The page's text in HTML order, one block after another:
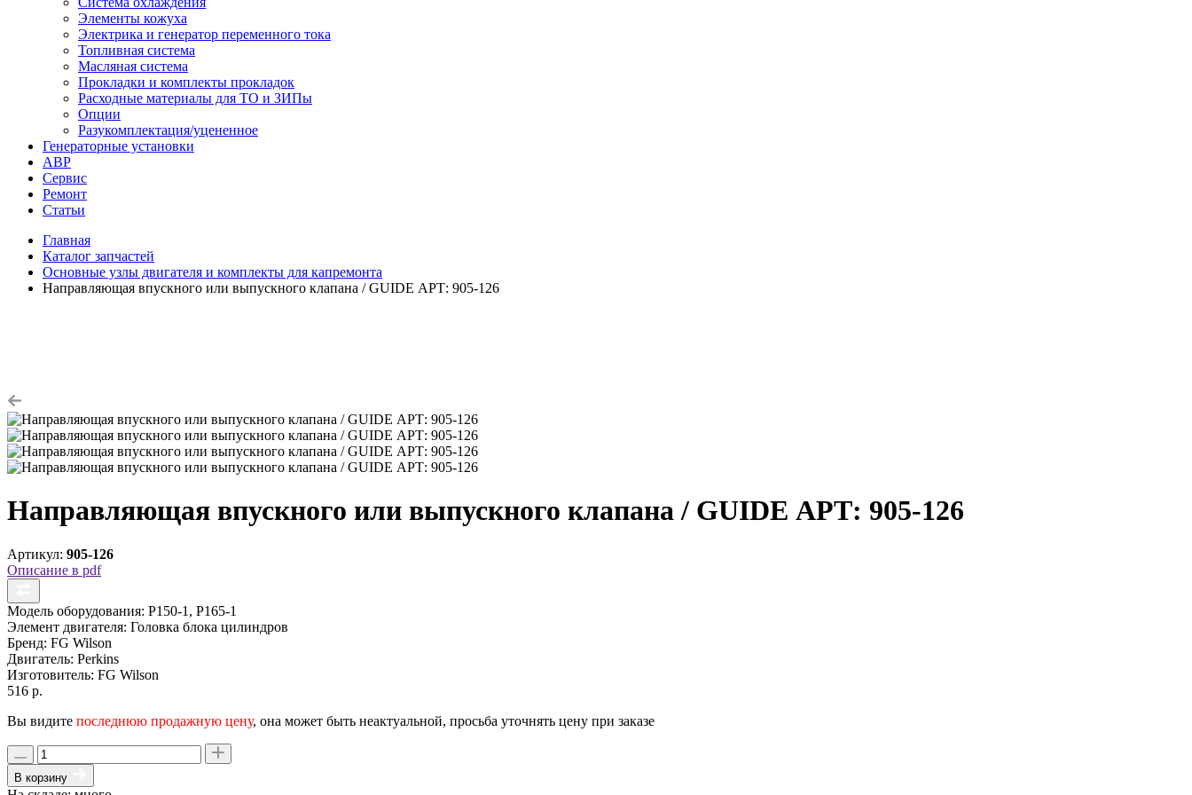
Элементы кожуха
Электрика и генератор переменного тока
Топливная система
Масляная система
Прокладки и комплекты прокладок
Расходные материалы для ТО и ЗИПы
Опции
Разукомплектация/уцененное
Генераторные установки
АВР
Сервис
Ремонт
Статьи
Главная
Каталог запчастей
Основные узлы двигателя и комплекты для капремонта
Направляющая впускного или выпускного клапана / GUIDE АРТ: 905-126
Направляющая впускного или выпускного клапана / GUIDE АРТ: 905-126
Артикул: 905-126
Описание в pdf
Модель оборудования: P150-1, P165-1
Элемент двигателя: Головка блока цилиндров
Бренд: FG Wilson
Двигатель: Perkins
Изготовитель: FG Wilson
516 р.
Вы видите последнюю продажную цену, она может быть неактуальной, просьба уточнять цену при заказе
В корзину